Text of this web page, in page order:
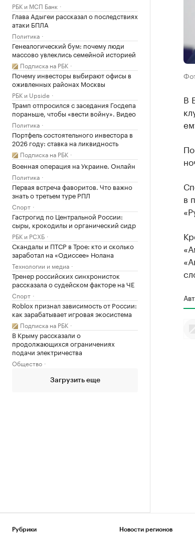
РБК и МСП Банк
Глава Адыгеи рассказал о последствиях
атаки БПЛА
Политика
Генеалогический бум: почему люди
массово увлеклись семейной историей
Подписка на РБК
Почему инвесторы выбирают офисы в
оживленных районах Москвы
РБК и Upside
Трамп отпросился с заседания Госдепа
пораньше, чтобы «вести войну». Видео
Политика
Портфель состоятельного инвестора в
2026 году: ставка на ликвидность
Подписка на РБК
Военная операция на Украине. Онлайн
Политика
Первая встреча фаворитов. Что важно
знать о третьем туре РПЛ
Спорт
Гастрогид по Центральной России:
сыры, крокодилы и органический сидр
РБК и РСХБ
Скандалы и ПТСР в Трое: кто и сколько
заработал на «Одиссее» Нолана
Технологии и медиа
Тренер российских синхронисток
рассказала о судейском факторе на ЧЕ
Спорт
Roblox признал зависимость от России:
как зарабатывает игровая экосистема
Подписка на РБК
В Крыму рассказали о
продолжающихся ограничениях
подачи электричества
Общество
Загрузить еще
В
в
Рубрики Новости регионов